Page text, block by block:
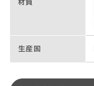
材質
生産国